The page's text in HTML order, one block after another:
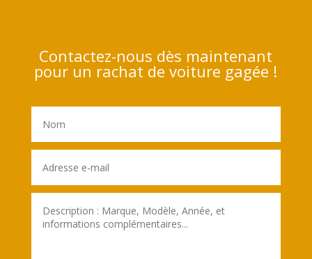
Contactez-nous dès maintenant
pour un rachat de voiture gagée !